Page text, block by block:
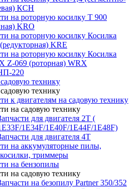
КСН
на роторную косилку T 900
KRO
на роторную косилку Косилка
KRE
на роторную косилку Косилка
Z-069 (роторная) WRX
220
технику
технику
к двигателям на садовую технику
на садовую технику
для двигателя 2Т (
1E34F/1Е40F/1E44F/1Е48F)
для двигателя 4Т
на аккумуляторные пилы,
триммеры
на бензопилы
на садовую технику
на безопилу Partner 350/352